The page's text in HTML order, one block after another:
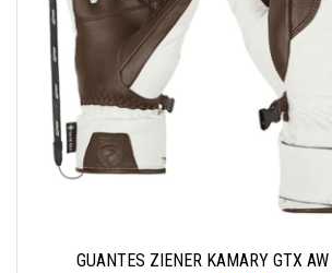
GUANTES ZIENER KAMARY GTX